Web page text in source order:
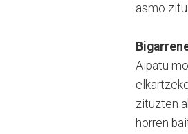
asmo
Aipatu
zituzten
horren